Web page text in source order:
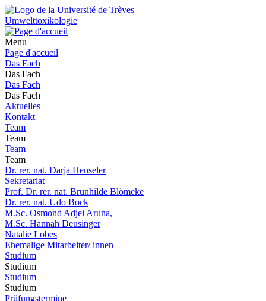
Umwelttoxikologie
Menu
Page d'accueil
Das Fach
Das Fach
Das Fach
Das Fach
Aktuelles
Kontakt
Team
Team
Team
Team
Dr. rer. nat. Darja Henseler
Sekretariat
Prof. Dr. rer. nat. Brunhilde Blömeke
Dr. rer. nat. Udo Bock
M.Sc. Osmond Adjei Aruna,
M.Sc. Hannah Deusinger
Natalie Lobes
Ehemalige Mitarbeiter/ innen
Studium
Studium
Studium
Studium
Prüfungstermine